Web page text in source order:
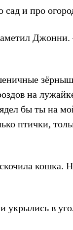
и про
на
бы ты на
птички,
кошка.
в